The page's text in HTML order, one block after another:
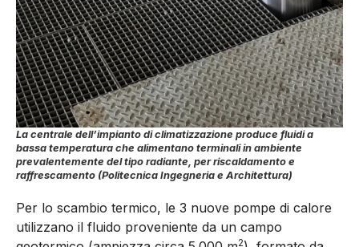
La centrale dell’impianto di climatizzazione produce fluidi a
bassa temperatura che alimentano terminali in ambiente
prevalentemente del tipo radiante, per riscaldamento e
raffrescamento (Politecnica Ingegneria e Architettura)
Per lo scambio termico, le 3 nuove pompe di calore
utilizzano il fluido proveniente da un campo
2